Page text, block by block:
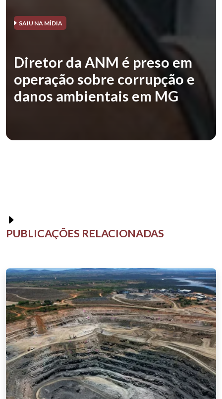
SAIU NA MÍDIA
Diretor da ANM é preso em
operação sobre corrupção e
danos ambientais em MG
PUBLICAÇÕES RELACIONADAS